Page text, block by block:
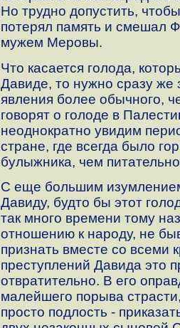
Но трудно допустить,
потерял память и смешал
мужем Меровы.
Что касается голода,
Давиде, то нужно сразу же
явления более обычного,
говорят о голоде в
неоднократно увидим
стране, где всегда было
булыжника, чем
С еще большим
Давиду, будто бы этот
так много времени тому
отношению к народу, не
признать вместе со всеми
преступлений Давида это
отвратительно. В его
малейшего порыва
просто подлость -